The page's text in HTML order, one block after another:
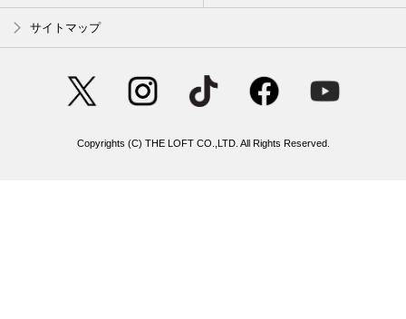
サイトマップ
Copyrights (C) THE LOFT CO.,LTD. All Rights Reserved.